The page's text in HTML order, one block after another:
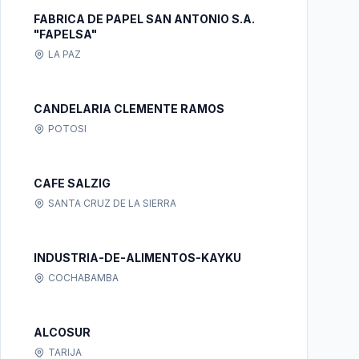
FABRICA DE PAPEL SAN ANTONIO S.A.
"FAPELSA"
LA PAZ
CANDELARIA CLEMENTE RAMOS
POTOSI
CAFE SALZIG
SANTA CRUZ DE LA SIERRA
INDUSTRIA-DE-ALIMENTOS-KAYKU
COCHABAMBA
ALCOSUR
TARIJA